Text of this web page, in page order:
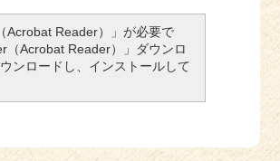
Acrobat Reader）」が必要で
（Acrobat Reader）」ダウンロ
ンロードし、インストールして